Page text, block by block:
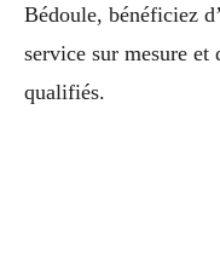
Bédoule, bénéficiez
service sur mesure et
qualifiés.